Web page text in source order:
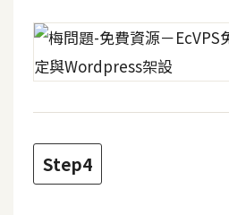
圖
庫
字
型
Step4